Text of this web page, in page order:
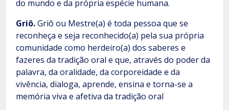
do mundo e da própria espécie humana.
Griô.Griô ou Mestre(a) é toda pessoa que se
reconheça e seja reconhecido(a) pela sua própria
comunidade como herdeiro(a) dos saberes e
fazeres da tradição oral e que, através do poder da
palavra, da oralidade, da corporeidade e da
vivência, dialoga, aprende, ensina e torna-se a
memória viva e afetiva da tradição oral